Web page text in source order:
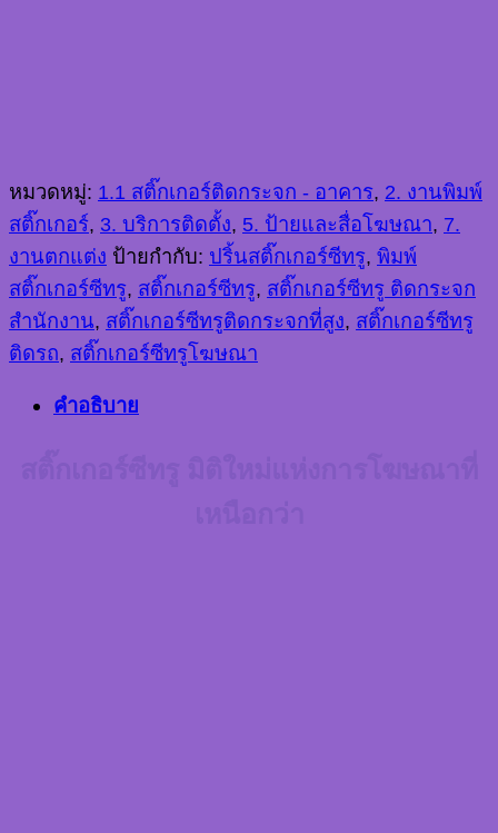
หมวดหมู่: 1.1 สติ๊กเกอร์ติดกระจก - อาคาร, 2. งานพิมพ์
สติ๊กเกอร์, 3. บริการติดตั้ง, 5. ป้ายและสื่อโฆษณา, 7.
งานตกแต่ง ป้ายกำกับ: ปริ้นสติ๊กเกอร์ซีทรู, พิมพ์
สติ๊กเกอร์ซีทรู, สติ๊กเกอร์ซีทรู, สติ๊กเกอร์ซีทรู ติดกระจก
สำนักงาน, สติ๊กเกอร์ซีทรูติดกระจกที่สูง, สติ๊กเกอร์ซีทรู
ติดรถ, สติ๊กเกอร์ซีทรูโฆษณา
คำอธิบาย